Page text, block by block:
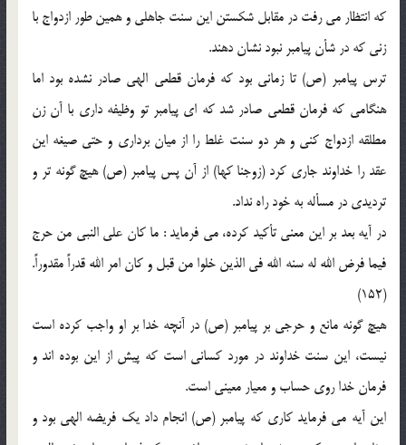
كه انتظار مي رفت در مقابل شكستن اين سنت جاهلي و همين طور ازدواج با
زني كه در شأن پيامبر نبود نشان دهند.
ترس پيامبر (ص) تا زماني بود كه فرمان قطعي الهي صادر نشده بود اما
هنگامي كه فرمان قطعي صادر شد كه اي پيامبر تو وظيفه داري با آن زن
مطلقه ازدواج كني و هر دو سنت غلط را از ميان برداري و حتي صيغه اين
عقد را خداوند جاري كرد (زوجنا كها) از آن پس پيامبر (ص) هيچ گونه تر و
ترديدي در مسأله به خود راه نداد.
در آيه بعد بر اين معني تأكيد كرده، مي فرمايد : ما كان علي النبي من حرج
فيما فرض الله له سنه الله في الذين خلوا من قبل و كان امر الله قدراً‌ مقدوراً.
(152)
هيچ گونه مانع و حرجي بر پيامبر (ص) در آنچه خدا بر او واجب كرده است
نيست، اين سنت خداوند در مورد كساني است كه پيش از اين بوده اند و
فرمان خدا روي حساب و معيار معيني است.
اين آيه مي فرمايد كاري كه پيامبر (ص) انجام داد يك فريضه الهي بود و